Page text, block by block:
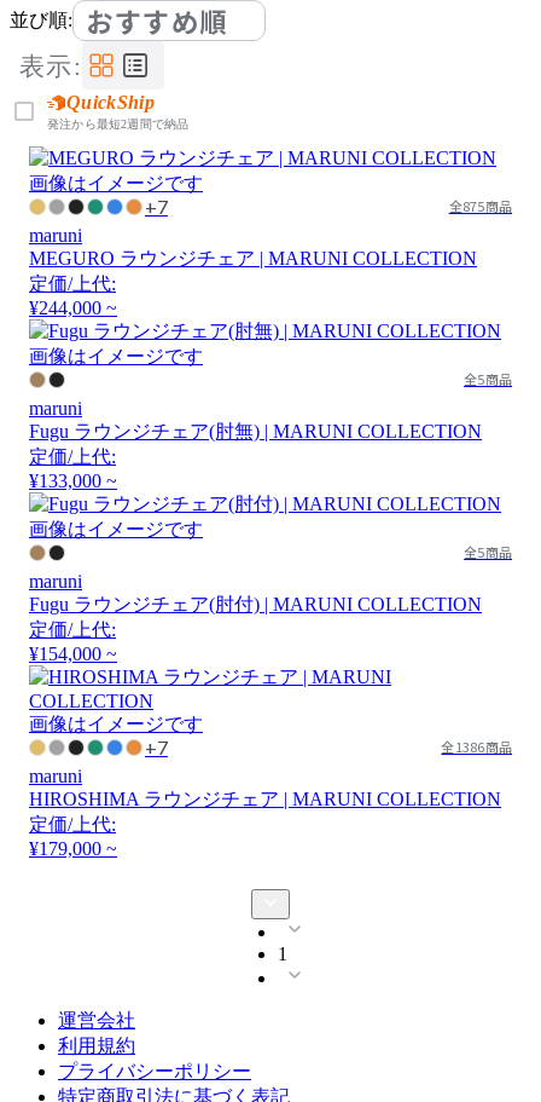
並び順: おすすめ順
表示:
QuickShip
発注から最短2週間で納品
画像はイメージです
+7 全875商品
maruni
MEGURO ラウンジチェア | MARUNI COLLECTION
定価/上代:
¥244,000 ~
画像はイメージです
全5商品
maruni
Fugu ラウンジチェア(肘無) | MARUNI COLLECTION
定価/上代:
¥133,000 ~
画像はイメージです
全5商品
maruni
Fugu ラウンジチェア(肘付) | MARUNI COLLECTION
定価/上代:
¥154,000 ~
画像はイメージです
+7 全1386商品
maruni
HIROSHIMA ラウンジチェア | MARUNI COLLECTION
定価/上代:
¥179,000 ~
1
運営会社
利用規約
プライバシーポリシー
特定商取引法に基づく表記